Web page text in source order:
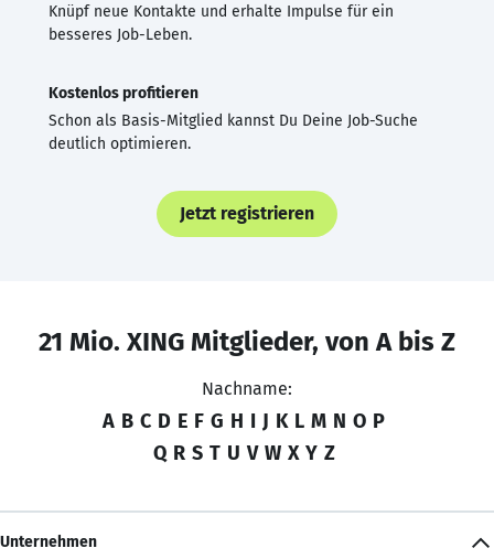
Knüpf neue Kontakte und erhalte Impulse für ein
besseres Job-Leben.
Kostenlos profitieren
Schon als Basis-Mitglied kannst Du Deine Job-Suche
deutlich optimieren.
Jetzt registrieren
21 Mio. XING Mitglieder, von A bis Z
Nachname:
A B C D E F G H I J K L M N O P
Q R S T U V W X Y Z
Unternehmen